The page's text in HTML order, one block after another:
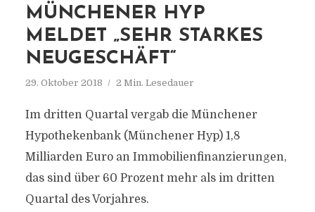
MÜNCHENER HYP
MELDET „SEHR STARKES
NEUGESCHÄFT“
29. Oktober 2018 2 Min. Lesedauer
Im dritten Quartal vergab die Münchener
Hypothekenbank (Münchener Hyp) 1,8
Milliarden Euro an Immobilienfinanzierungen,
das sind über 60 Prozent mehr als im dritten
Quartal des Vorjahres.